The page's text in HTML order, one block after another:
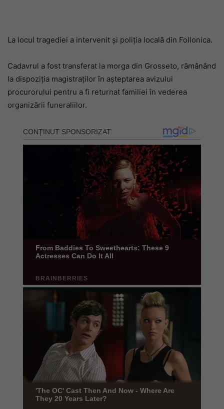
La locul tragediei a intervenit şi poliţia locală din Follonica.
Cadavrul a fost transferat la morga din Grosseto, rămânând
la dispoziţia magistraţilor în aşteptarea avizului
procurorului pentru a fi returnat familiei în vederea
organizării funeraliilor.